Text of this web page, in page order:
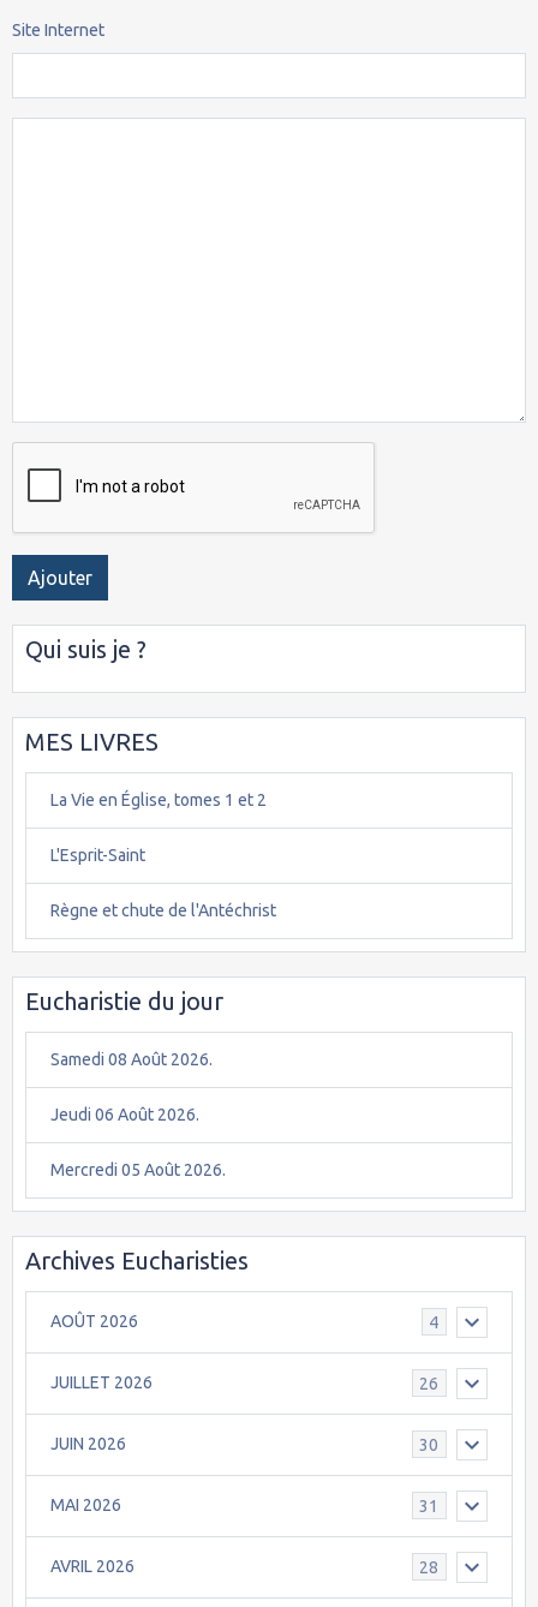
Site Internet
Ajouter
Qui suis je ?
MES LIVRES
La Vie en Église, tomes 1 et 2
L'Esprit-Saint
Règne et chute de l'Antéchrist
Eucharistie du jour
Samedi 08 Août 2026.
Jeudi 06 Août 2026.
Mercredi 05 Août 2026.
Archives Eucharisties
AOÛT 2026 4
JUILLET 2026 26
JUIN 2026 30
MAI 2026 31
AVRIL 2026 28